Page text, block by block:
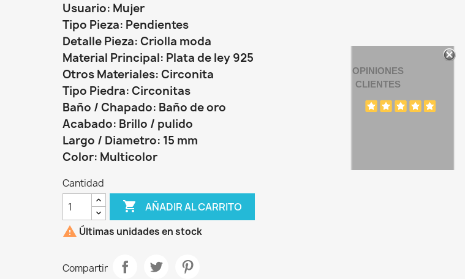
Usuario: Mujer
Tipo Pieza: Pendientes
Detalle Pieza: Criolla moda
Material Principal: Plata de ley 925
Otros Materiales: Circonita
Tipo Piedra: Circonitas
Baño / Chapado: Baño de oro
Acabado: Brillo / pulido
Largo / Diametro: 15 mm
Color: Multicolor
Cantidad
 AÑADIR AL CARRITO
 Últimas unidades en stock
Compartir
OPINIONES
CLIENTES